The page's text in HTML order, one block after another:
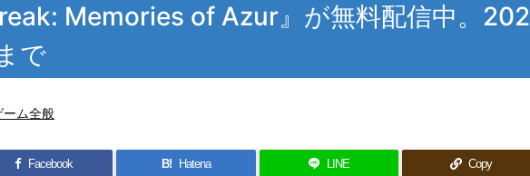
Memories of Azur』が無料配信中。202
で
ーム全般
Facebook B! Hatena LINE Copy